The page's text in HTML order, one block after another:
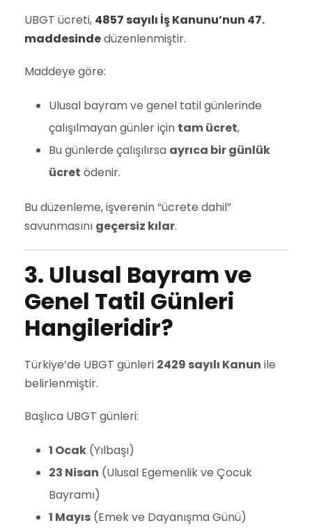
UBGT ücreti, 4857 sayılı İş Kanunu’nun 47.
maddesindedüzenlenmiştir.
Maddeye göre:
Ulusal bayram ve genel tatil günlerinde
çalışılmayan günler için tam ücret,
Bu günlerde çalışılırsa ayrıca bir günlük
ücret ödenir.
Bu düzenleme, işverenin “ücrete dahil”
savunmasını geçersiz kılar.
3. Ulusal Bayram ve
Genel Tatil Günleri
Hangileridir?
Türkiye’de UBGT günleri 2429 sayılı Kanun ile
belirlenmiştir.
Başlıca UBGT günleri:
1 Ocak (Yılbaşı)
23 Nisan (Ulusal Egemenlik ve Çocuk
Bayramı)
1 Mayıs (Emek ve Dayanışma Günü)